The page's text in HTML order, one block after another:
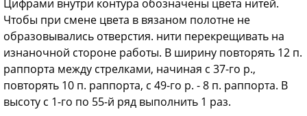
Цифрами внутри контура обозначены цвета нитей.
Чтобы при смене цвета в вязаном полотне не
образовывались отверстия. нити перекрещивать на
изнаночной стороне работы. В ширину повторять 12 п.
раппорта между стрелками, начиная с 37-го р.,
повторять 10 п. раппорта, с 49-го р. - 8 п. раппорта. В
высоту с 1-го по 55-й ряд выполнить 1 раз.